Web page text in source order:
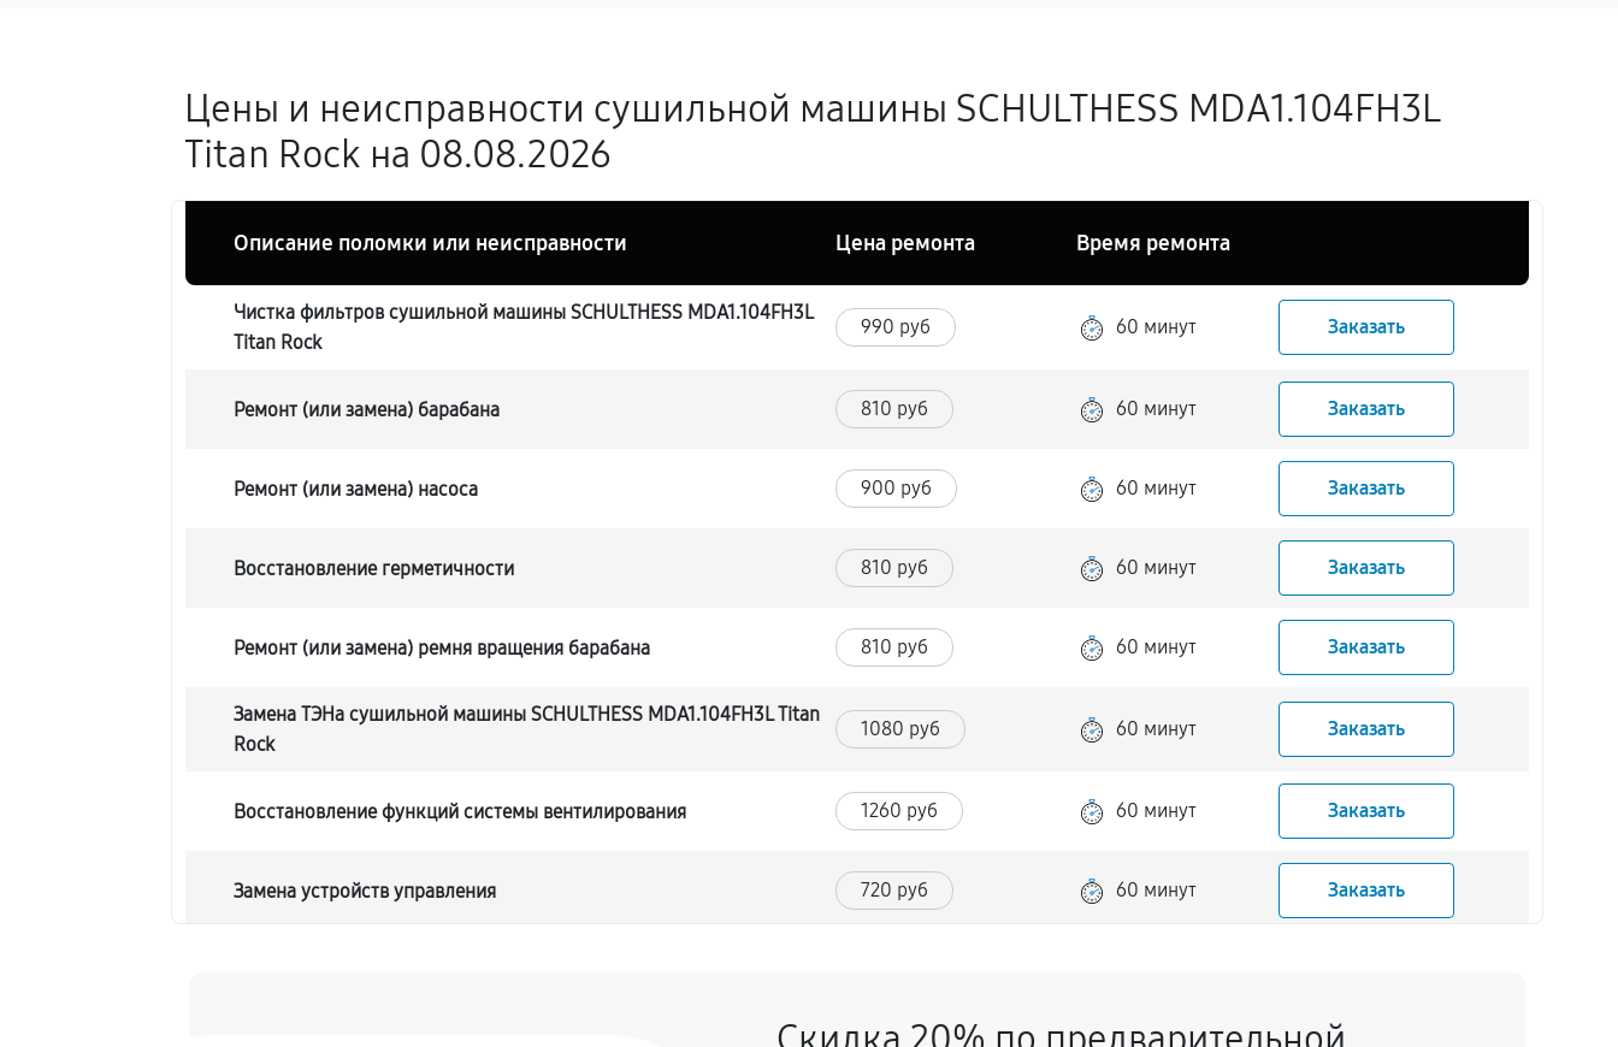
Цены и неисправности сушильной машины SCHULTHESS MDA1.104FH3L
Titan Rock на 08.08.2026
Описание поломки или неисправности Цена ремонта Время ремонта
Чистка фильтров сушильной машины SCHULTHESS MDA1.104FH3L
Titan Rock
990 руб 60 минут Заказать
Ремонт (или замена) барабана 810 руб 60 минут Заказать
Ремонт (или замена) насоса 900 руб 60 минут Заказать
Восстановление герметичности 810 руб 60 минут Заказать
Ремонт (или замена) ремня вращения барабана 810 руб 60 минут Заказать
Замена ТЭНа сушильной машины SCHULTHESS MDA1.104FH3L Titan
Rock
1080 руб 60 минут Заказать
Восстановление функций системы вентилирования 1260 руб 60 минут Заказать
Замена устройств управления 720 руб 60 минут Заказать